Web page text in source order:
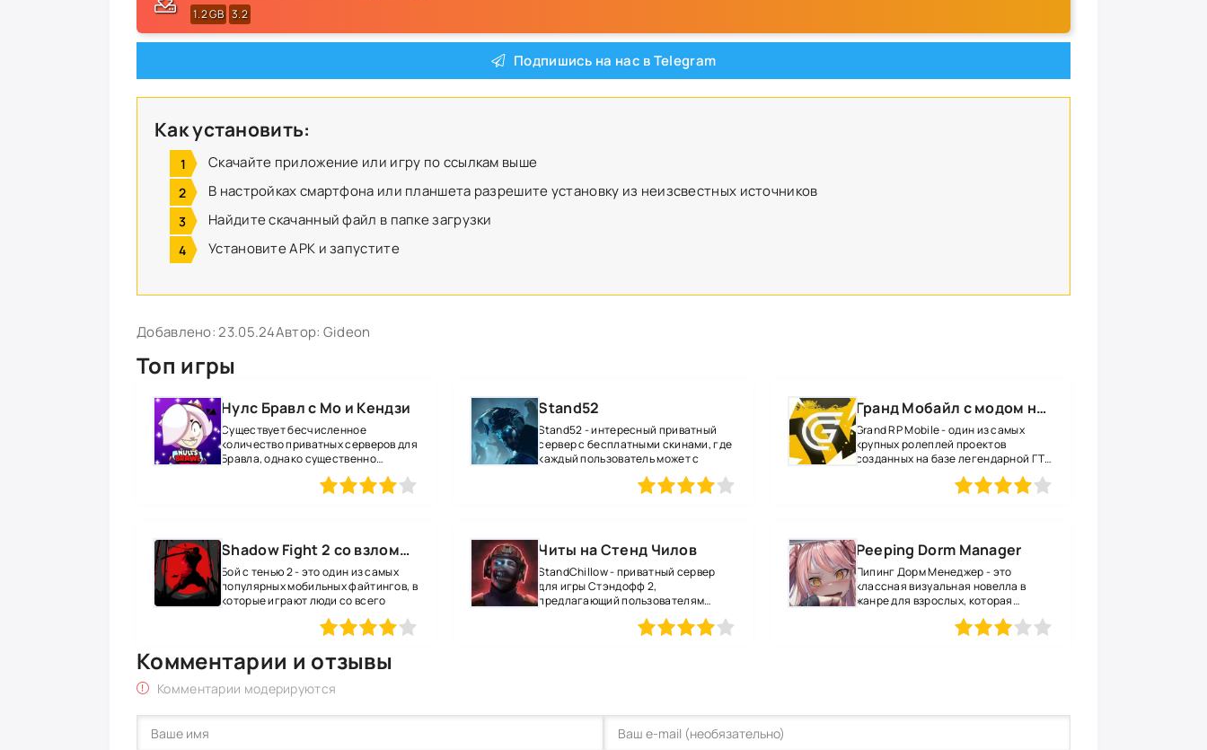
1.2 GB 3.2
Подпишись на нас в Telegram
Как установить:
Скачайте приложение или игру по ссылкам выше
В настройках смартфона или планшета разрешите установку из неизсвестных источников
Найдите скачанный файл в папке загрузки
Установите APK и запустите
Добавлено:23.05.24Автор: Gideon
Топ игры
Нулс Бравл с Мо и Кендзи
Существует бесчисленное
количество приватных серверов для
Бравла, однако существенно
Stand52
Stand52 - интересный приватный
сервер с бесплатными скинами, где
каждый пользователь может с
Гранд Мобайл с модом на много денег
Grand RP Mobile - один из самых
крупных ролеплей проектов
созданных на базе легендарной ГТА
Shadow Fight 2 со взломом на уровень 52 все оружие и магию
Бой с тенью 2 - это один из самых
популярных мобильных файтингов, в
которые играют люди со всего
Читы на Стенд Чилов
StandChillow - приватный сервер
для игры Стэндофф 2,
предлагающий пользователям
Peeping Dorm Manager
Пипинг Дорм Менеджер - это
классная визуальная новелла в
жанре для взрослых, которая
Комментарии и отзывы
Комментарии модерируются